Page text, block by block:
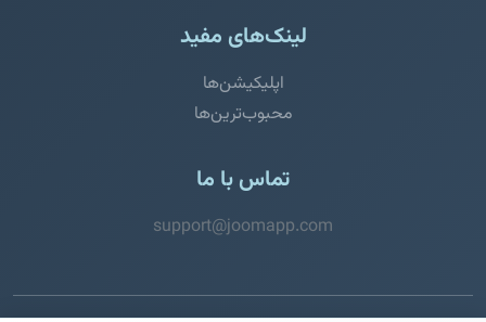
لینک‌های مفید
اپلیکیشن‌ها
محبوب‌ترین‌ها
تماس با ما
support@joomapp.com